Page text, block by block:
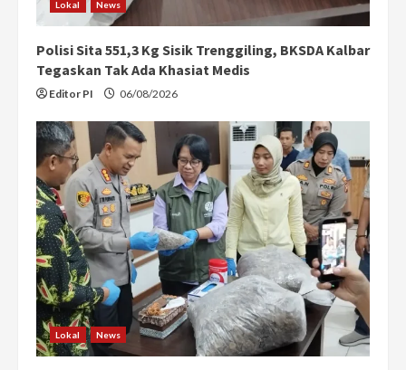
g
Lokal News
Polisi Sita 551,3 Kg Sisik Trenggiling, BKSDA Kalbar
Tegaskan Tak Ada Khasiat Medis
Editor PI 06/08/2026
Lokal News